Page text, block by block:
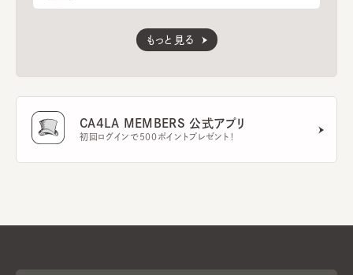
もっと見る
CA4LA MEMBERS 公式アプリ
初回ログインで500ポイントプレゼント！